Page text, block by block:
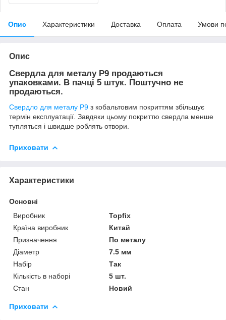
Опис Характеристики Доставка Оплата Умови
Опис
Свердла для металу Р9 продаються
упаковками. В пачці 5 штук. Поштучно не
продаються.
Свердло для металу Р9 з кобальтовим покриттям збільшує
термін експлуатації. Завдяки цьому покриттю свердла менше
тупляться і швидше роблять отвори.
Приховати
Характеристики
Основні
Виробник
Topfix
Країна виробник
Китай
Призначення
По металу
Діаметр
7.5 мм
Набір
Так
Кількість в наборі
5 шт.
Стан
Новий
Приховати